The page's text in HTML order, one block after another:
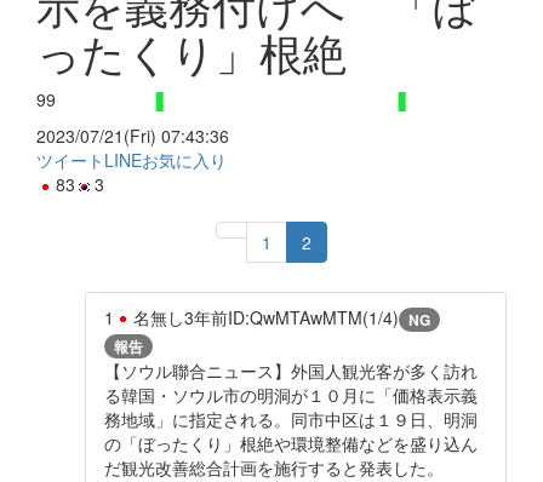
ったくり」根絶
99
2023/07/21(Fri) 07:43:36
ツイート LINEお気に入り
83
3
1 2
1 名無し3年前ID:QwMTAwMTM(1/4) NG
報告
【ソウル聯合ニュース】外国人観光客が多く訪れ
る韓国・ソウル市の明洞が１０月に「価格表示義
務地域」に指定される。同市中区は１９日、明洞
の「ぼったくり」根絶や環境整備などを盛り込ん
だ観光改善総合計画を施行すると発表した。